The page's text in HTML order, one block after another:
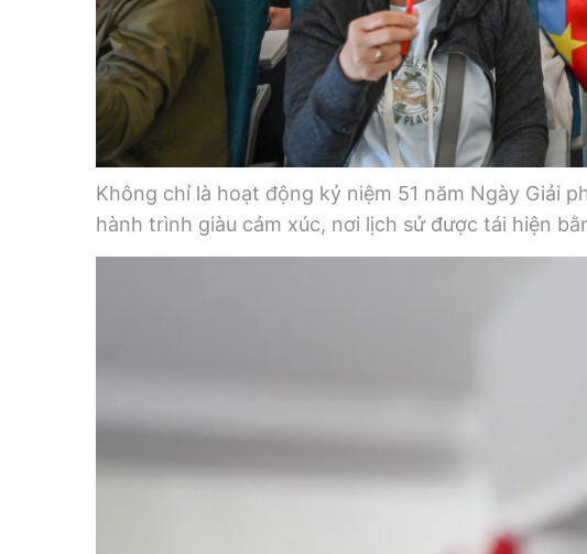
Không chỉ là hoạt động kỷ niệm 51 năm Ngày Giải
hành trình giàu cảm xúc, nơi lịch sử được tái hiện